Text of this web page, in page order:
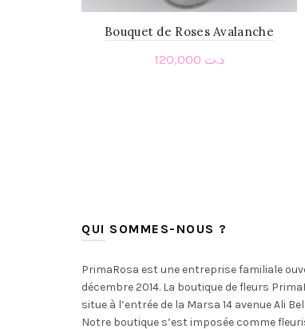
Bouquet de Roses Avalanche
د.ت
QUI SOMMES-NOUS ?
PrimaRosa est une entreprise familiale
décembre 2014. La boutique de fleurs
situe à l’entrée de la Marsa 14 avenue Ali
Notre boutique s’est imposée comme